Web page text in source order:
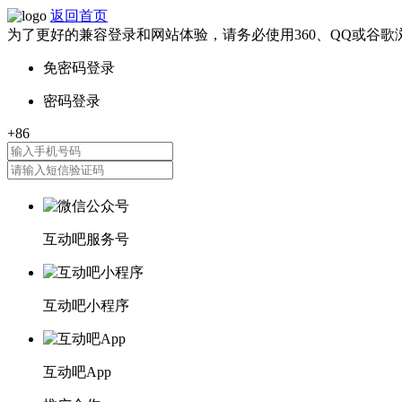
返回首页
为了更好的兼容登录和网站体验，请务必使用360、QQ或谷歌
互动吧服务号
互动吧小程序
互动吧App